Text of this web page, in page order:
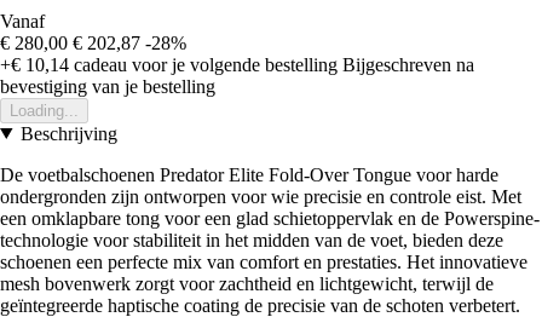
Vanaf
€ 280,00 € 202,87 -28%
+€ 10,14 cadeau voor je volgende bestelling Bijgeschreven na
bevestiging van je bestelling
Loading...
Beschrijving
De voetbalschoenen Predator Elite Fold-Over Tongue voor harde
ondergronden zijn ontworpen voor wie precisie en controle eist. Met
een omklapbare tong voor een glad schietoppervlak en de Powerspine-
technologie voor stabiliteit in het midden van de voet, bieden deze
schoenen een perfecte mix van comfort en prestaties. Het innovatieve
mesh bovenwerk zorgt voor zachtheid en lichtgewicht, terwijl de
geïntegreerde haptische coating de precisie van de schoten verbetert.